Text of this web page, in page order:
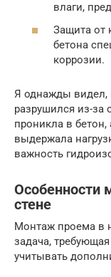
влаги,
Защита от
бетона
коррозии.
Я однажды видел,
разрушился из-за
проникла в
выдержала
важность
Особенности
стене
Монтаж проема в
задача,
учитывать